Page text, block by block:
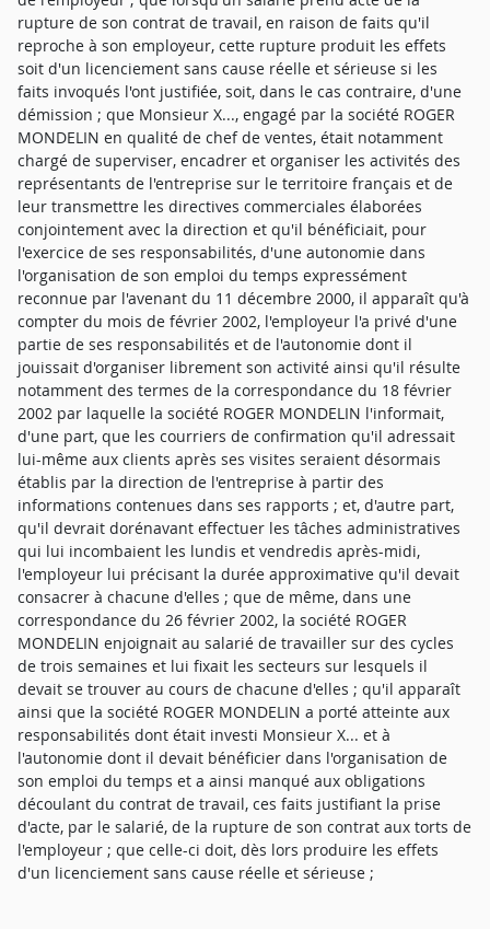
rupture de son contrat de travail, en raison de faits qu'il
reproche à son employeur, cette rupture produit les effets
soit d'un licenciement sans cause réelle et sérieuse si les
faits invoqués l'ont justifiée, soit, dans le cas contraire, d'une
démission ; que Monsieur X..., engagé par la société ROGER
MONDELIN en qualité de chef de ventes, était notamment
chargé de superviser, encadrer et organiser les activités des
représentants de l'entreprise sur le territoire français et de
leur transmettre les directives commerciales élaborées
conjointement avec la direction et qu'il bénéficiait, pour
l'exercice de ses responsabilités, d'une autonomie dans
l'organisation de son emploi du temps expressément
reconnue par l'avenant du 11 décembre 2000, il apparaît qu'à
compter du mois de février 2002, l'employeur l'a privé d'une
partie de ses responsabilités et de l'autonomie dont il
jouissait d'organiser librement son activité ainsi qu'il résulte
notamment des termes de la correspondance du 18 février
2002 par laquelle la société ROGER MONDELIN l'informait,
d'une part, que les courriers de confirmation qu'il adressait
lui-même aux clients après ses visites seraient désormais
établis par la direction de l'entreprise à partir des
informations contenues dans ses rapports ; et, d'autre part,
qu'il devrait dorénavant effectuer les tâches administratives
qui lui incombaient les lundis et vendredis après-midi,
l'employeur lui précisant la durée approximative qu'il devait
consacrer à chacune d'elles ; que de même, dans une
correspondance du 26 février 2002, la société ROGER
MONDELIN enjoignait au salarié de travailler sur des cycles
de trois semaines et lui fixait les secteurs sur lesquels il
devait se trouver au cours de chacune d'elles ; qu'il apparaît
ainsi que la société ROGER MONDELIN a porté atteinte aux
responsabilités dont était investi Monsieur X... et à
l'autonomie dont il devait bénéficier dans l'organisation de
son emploi du temps et a ainsi manqué aux obligations
découlant du contrat de travail, ces faits justifiant la prise
d'acte, par le salarié, de la rupture de son contrat aux torts de
l'employeur ; que celle-ci doit, dès lors produire les effets
d'un licenciement sans cause réelle et sérieuse ;